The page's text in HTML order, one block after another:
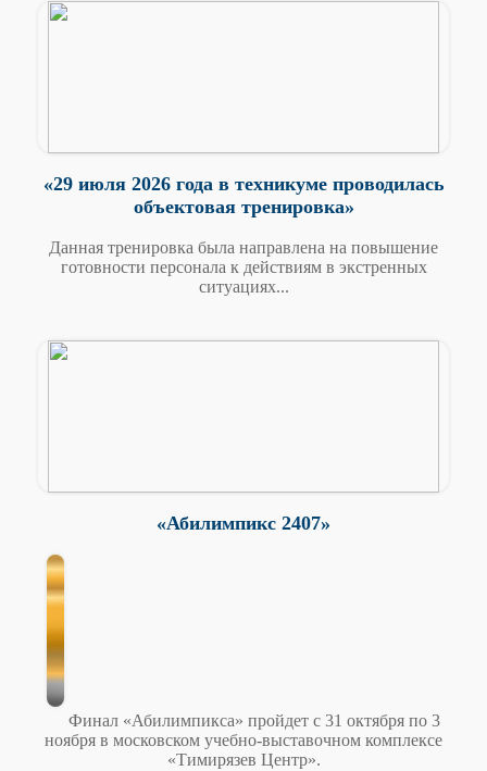
«29 июля 2026 года в техникуме проводилась
объектовая тренировка»
Данная тренировка была направлена на повышение
готовности персонала к действиям в экстренных
ситуациях...
«Абилимпикс 2407»
Финал «Абилимпикса» пройдет с 31 октября по 3
ноября в московском учебно-выставочном комплексе
«Тимирязев Центр».